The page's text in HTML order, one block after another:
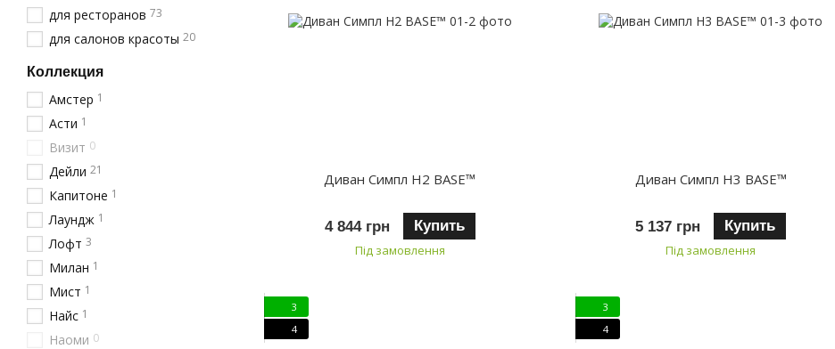
Диван Симпл H2 BASE™
4 844 грн Купить
Під замовлення
Диван Симпл H3 BASE™
5 137 грн Купить
Під замовлення
3
4
3
4
для ресторанов 73
для салонов красоты 20
Коллекция
Амстер 1
Асти 1
Визит 0
Дейли 21
Капитоне 1
Лаундж 1
Лофт 3
Милан 1
Мист 1
Найс 1
Наоми 0